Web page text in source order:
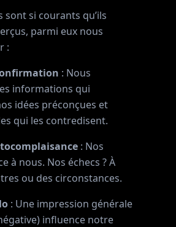
sont si courants qu’ils
parmi eux nous
:
: Nous
informations qui
idées préconçues et
qui les contredisent.
: Nos
à nous. Nos échecs ? À
ou des circonstances.
: Une impression générale
influence notre